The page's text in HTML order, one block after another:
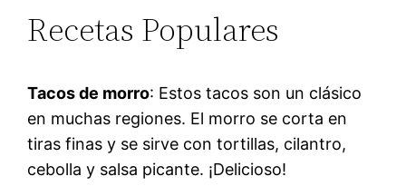
Recetas Populares
Tacos de morro: Estos tacos son un clásico
en muchas regiones. El morro se corta en
tiras finas y se sirve con tortillas, cilantro,
cebolla y salsa picante. ¡Delicioso!